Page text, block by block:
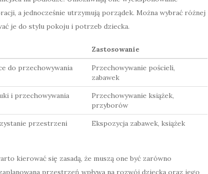
a jednocześnie utrzymują porządek. Można wybrać różnej
je do stylu pokoju i potrzeb dziecka.
Zastosowanie
do przechowywania
Przechowywanie pościeli,
zabawek
i przechowywania
Przechowywanie książek,
przyborów
przestrzeni
Ekspozycja zabawek, książek
kierować się zasadą, że muszą one być zarówno
przestrzeń wpływa na rozwój dziecka oraz jego